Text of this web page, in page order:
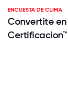
ENCUESTA DE CLIMA
Convertite en